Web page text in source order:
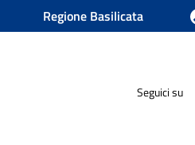
Regione Basilicata
Seguici su